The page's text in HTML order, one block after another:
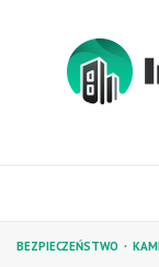
BEZPIECZEŃSTWO